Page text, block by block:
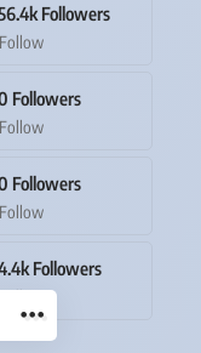
Followers
Follow
Followers
Follow
Followers
Follow
Followers